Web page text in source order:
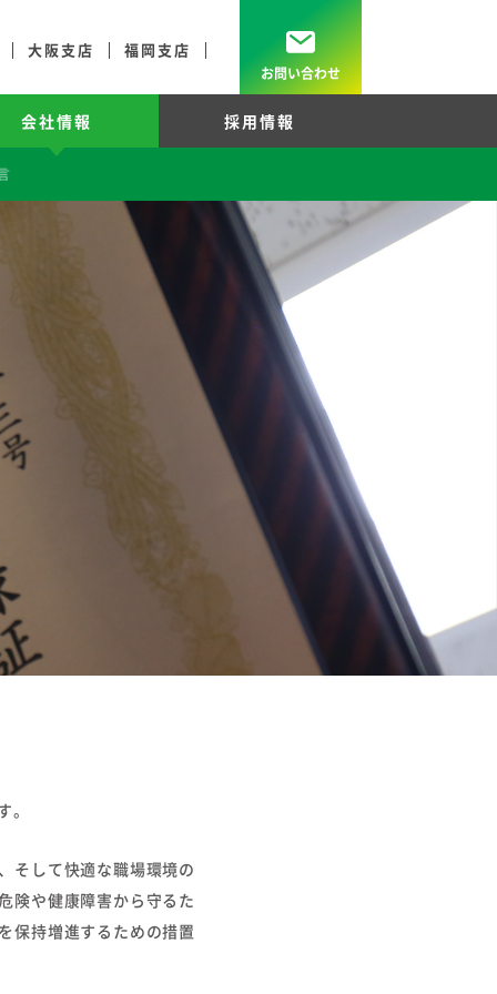
大阪支店 福岡支店
お問い合わせ
期保証防食システム
ョン
フターサービス
例
会社情報 採用情報
そして快適な職場環境の
険や健康障害から守るた
保持増進するための措置